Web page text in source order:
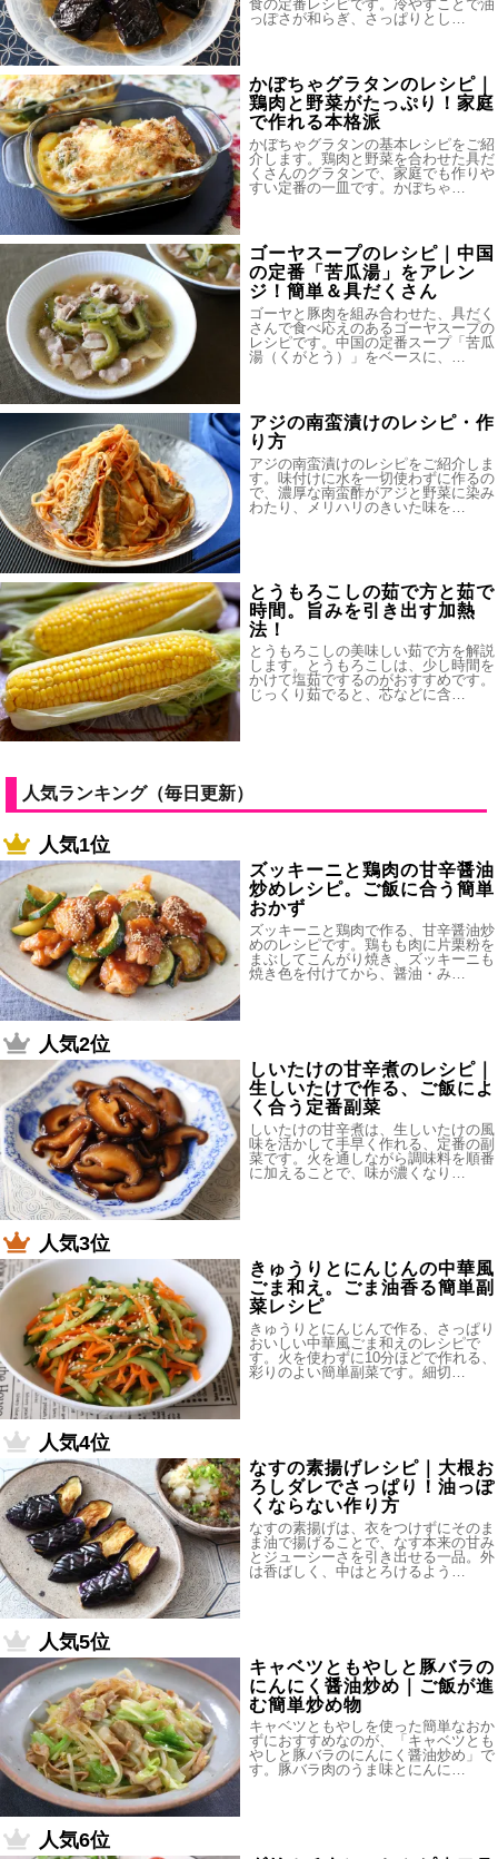
食の定番レシピです。冷やすことで油
っぽさが和らぎ、さっぱりとし…
かぼちゃグラタンのレシピ｜
鶏肉と野菜がたっぷり！家庭
で作れる本格派
かぼちゃグラタンの基本レシピをご紹
介します。鶏肉と野菜を合わせた具だ
くさんのグラタンで、家庭でも作りや
すい定番の一皿です。かぼちゃ…
ゴーヤスープのレシピ｜中国
の定番「苦瓜湯」をアレン
ジ！簡単＆具だくさん
ゴーヤと豚肉を組み合わせた、具だく
さんで食べ応えのあるゴーヤスープの
レシピです。中国の定番スープ「苦瓜
湯（くがとう）」をベースに、…
アジの南蛮漬けのレシピ・作
り方
アジの南蛮漬けのレシピをご紹介しま
す。味付けに水を一切使わずに作るの
で、濃厚な南蛮酢がアジと野菜に染み
わたり、メリハリのきいた味を…
とうもろこしの茹で方と茹で
時間。旨みを引き出す加熱
法！
とうもろこしの美味しい茹で方を解説
します。とうもろこしは、少し時間を
かけて塩茹でするのがおすすめです。
じっくり茹でると、芯などに含…
人気ランキング（毎日更新）
人気1位
ズッキーニと鶏肉の甘辛醤油
炒めレシピ。ご飯に合う簡単
おかず
ズッキーニと鶏肉で作る、甘辛醤油炒
めのレシピです。鶏もも肉に片栗粉を
まぶしてこんがり焼き、ズッキーニも
焼き色を付けてから、醤油・み…
人気2位
しいたけの甘辛煮のレシピ｜
生しいたけで作る、ご飯によ
く合う定番副菜
しいたけの甘辛煮は、生しいたけの風
味を活かして手早く作れる、定番の副
菜です。火を通しながら調味料を順番
に加えることで、味が濃くなり…
人気3位
きゅうりとにんじんの中華風
ごま和え。ごま油香る簡単副
菜レシピ
きゅうりとにんじんで作る、さっぱり
おいしい中華風ごま和えのレシピで
す。火を使わずに10分ほどで作れる、
彩りのよい簡単副菜です。細切…
人気4位
なすの素揚げレシピ｜大根お
ろしダレでさっぱり！油っぽ
くならない作り方
なすの素揚げは、衣をつけずにそのま
ま油で揚げることで、なす本来の甘み
とジューシーさを引き出せる一品。外
は香ばしく、中はとろけるよう…
人気5位
キャベツともやしと豚バラの
にんにく醤油炒め｜ご飯が進
む簡単炒め物
キャベツともやしを使った簡単なおか
ずにおすすめなのが、「キャベツとも
やしと豚バラのにんにく醤油炒め」で
す。豚バラ肉のうま味とにんに…
人気6位